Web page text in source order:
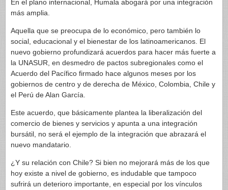
En el plano internacional, Humala abogará por una integración
más amplia.
Aquella que se preocupa de lo económico, pero también lo
social, educacional y el bienestar de los latinoamericanos. El
nuevo gobierno profundizará acuerdos para hacer más fuerte a
la UNASUR, en desmedro de pactos subregionales como el
Acuerdo del Pacífico firmado hace algunos meses por los
gobiernos de centro y de derecha de México, Colombia, Chile y
el Perú de Alan García.
Este acuerdo, que básicamente plantea la liberalización del
comercio de bienes y servicios y apunta a una integración
bursátil, no será el ejemplo de la integración que abrazará el
nuevo mandatario.
¿Y su relación con Chile? Si bien no mejorará más de los que
hoy existe a nivel de gobierno, es indudable que tampoco
sufrirá un deterioro importante, en especial por los vínculos